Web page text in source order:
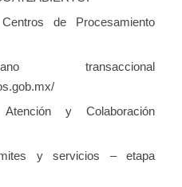
de Procesamiento
transaccional
y Colaboración
y servicios – etapa